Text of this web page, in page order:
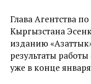
Глава Агентства
Кыргызстана
изданию
результаты
уже в конце